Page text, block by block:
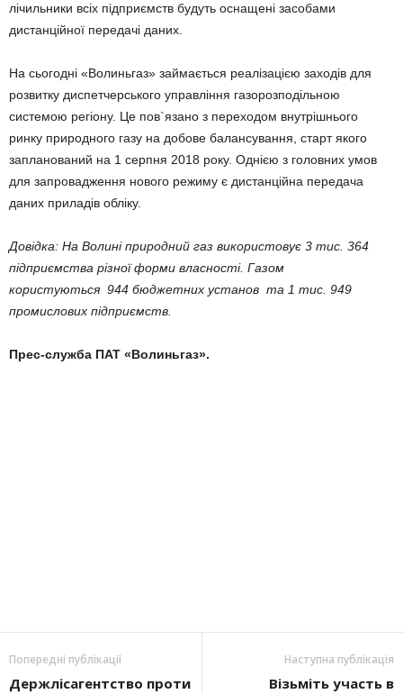
лічильники всіх підприємств будуть оснащені засобами
дистанційної передачі даних.
На сьогодні «Волиньгаз» займається реалізацією заходів для
розвитку диспетчерського управління газорозподільною
системою регіону. Це пов`язано з переходом внутрішнього
ринку природного газу на добове балансування, старт якого
запланований на 1 серпня 2018 року. Однією з головних умов
для запровадження нового режиму є дистанційна передача
даних приладів обліку.
Довідка: На Волині природний газ використовує 3 тис. 364
підприємства різної форми власності. Газом
користуються 944 бюджетних установ та 1 тис. 949
промислових підприємств.
Прес-служба ПАТ «Волиньгаз».
Попередні публікації
Держлісагентство проти
Наступна публікація
Візьміть участь в